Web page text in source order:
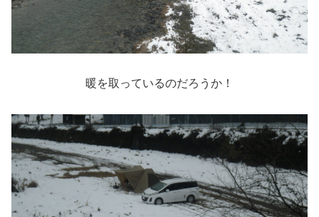
暖を取っているのだろうか！